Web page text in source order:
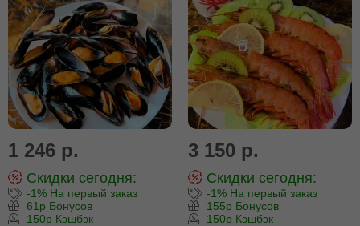
1 246 р.
Скидки сегодня:
-1% На первый заказ
61р Бонусов
150р Кэшбэк
3 150 р.
Скидки сегодня:
-1% На первый заказ
155р Бонусов
150р Кэшбэк